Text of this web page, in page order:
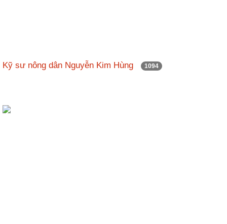
Kỹ sư nông dân Nguyễn Kim Hùng 1094